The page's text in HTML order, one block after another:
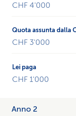
CHF 4'000
CHF 3'000
CHF 1'000
Anno 2